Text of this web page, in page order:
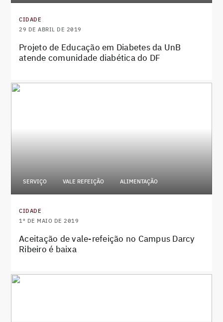
CIDADE
29 DE ABRIL DE 2019
Projeto de Educação em Diabetes da UnB
atende comunidade diabética do DF
SERVIÇO VALE REFEIÇÃO ALIMENTAÇÃO
CIDADE
1º DE MAIO DE 2019
Aceitação de vale-refeição no Campus Darcy
Ribeiro é baixa